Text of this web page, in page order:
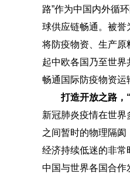
路”作为中国内外循
球供应链畅通。被誉
将防疫物资、生产原
起中欧各国乃至世界
畅通国际防疫物资运
打造开放之路，
新冠肺炎疫情在世界
之间暂时的物理隔阂
经济持续低迷的非常
中国与世界各国合